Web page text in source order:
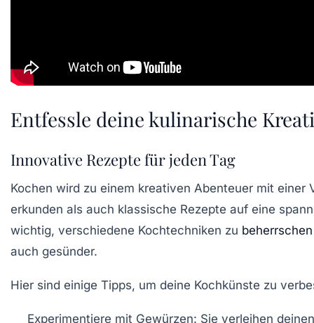
Entfessle deine kulinarische
Innovative Rezepte für jeden Tag
Kochen wird zu einem kreativen Abenteuer mit einer
erkunden als auch klassische Rezepte auf eine
wichtig, verschiedene Kochtechniken zu beherrschen
auch gesünder.
Hier sind einige Tipps, um deine Kochkünste zu
Experimentiere mit Gewürzen: Sie verleihen